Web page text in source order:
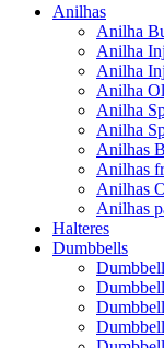
Anilhas
Anilha
Anilha
Anilha
Anilha
Anilha
Anilha
Anilhas
Anilhas
Anilhas
Anilhas
Halteres
Dumbbells